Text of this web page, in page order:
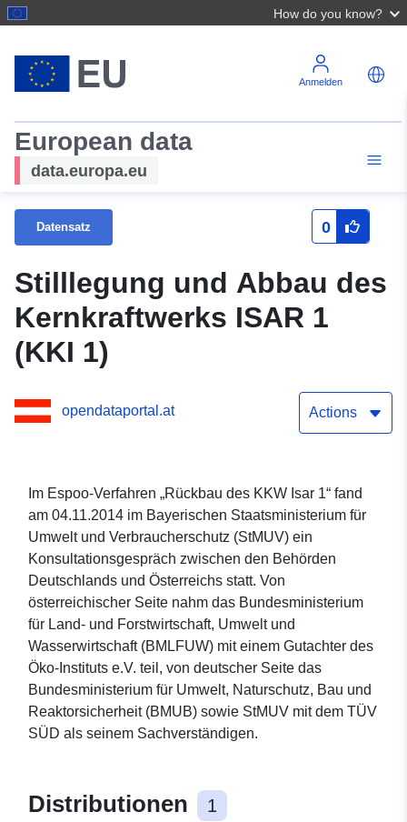
How do you know?
Anmelden
European data
data.europa.eu
Datensatz 0
Stilllegung und Abbau des
Kernkraftwerks ISAR 1
(KKI 1)
opendataportal.at Actions
Im Espoo-Verfahren „Rückbau des KKW Isar 1“ fand
am 04.11.2014 im Bayerischen Staatsministerium für
Umwelt und Verbraucherschutz (StMUV) ein
Konsultationsgespräch zwischen den Behörden
Deutschlands und Österreichs statt. Von
österreichischer Seite nahm das Bundesministerium
für Land- und Forstwirtschaft, Umwelt und
Wasserwirtschaft (BMLFUW) mit einem Gutachter des
Öko-Instituts e.V. teil, von deutscher Seite das
Bundesministerium für Umwelt, Naturschutz, Bau und
Reaktorsicherheit (BMUB) sowie StMUV mit dem TÜV
SÜD als seinem Sachverständigen.
Distributionen 1